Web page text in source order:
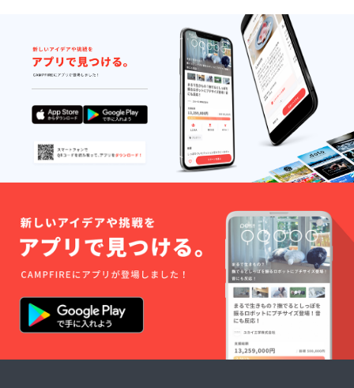
だきま
す
+Discor
dフレン
ド詳細
・後日
メール
にて私
の
Discord
アカウ
ントへ
のご案
内と、
通話日
時のご
いたし
ます ・
有効期
限：
2025年
6月末ま
でに リ
クエス
トボイ
スメッ
セージ
詳細 ・